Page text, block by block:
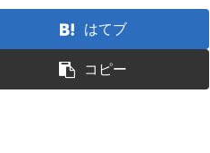
はてブ
コピー